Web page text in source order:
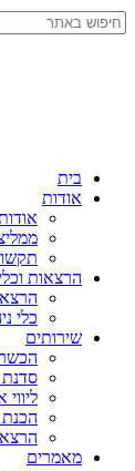
בית
אודות
הרצאות
כלי
שירותים
מאמרים